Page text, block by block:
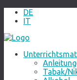
DE
IT
Tabak/